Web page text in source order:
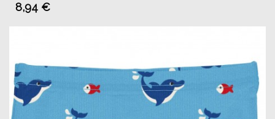
8,94 €